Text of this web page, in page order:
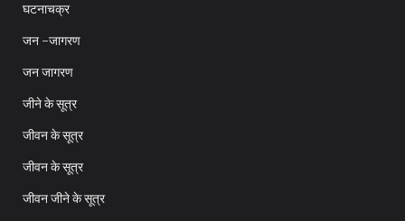
घटनाचक्र
जन -जागरण
जन जागरण
जीने के सूत्र
जीवन के सूत्र
जीवन के सूत्र
जीवन जीने के सूत्र